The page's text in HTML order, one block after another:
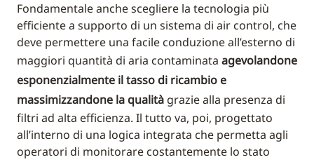
Fondamentale anche scegliere la tecnologia più
efficiente a supporto di un sistema di air control, che
deve permettere una facile conduzione all’esterno di
maggiori quantità di aria contaminata agevolandone
esponenzialmente il tasso di ricambio e
massimizzandone la qualità grazie alla presenza di
filtri ad alta efficienza. Il tutto va, poi, progettato
all’interno di una logica integrata che permetta agli
operatori di monitorare costantemente lo stato